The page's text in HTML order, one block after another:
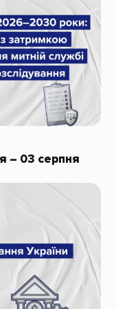
– 03 серпня